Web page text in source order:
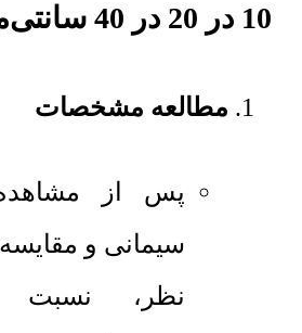
10 در 20 در 40 سانتی‌متر
مطالعه مشخصات
پس از
سیمانی و
نظر، نسبت